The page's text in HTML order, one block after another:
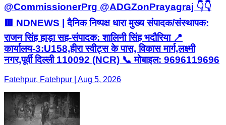
@CommissionerPrg @ADGZonPrayagraj 👇👇
🟥 NDNEWS | दैनिक निष्पक्ष धारा मुख्य संपादक/संस्थापक:
राजन सिंह हाड़ा सह-संपादक: शालिनी सिंह भदौरिया 📍
कार्यालय-3:U158,हीरा स्वीट्स के पास, विकास मार्ग,लक्ष्मी
नगर,पूर्वी दिल्ली 110092 (NCR) 📞 मोबाइल: 9696119696
Fatehpur, Fatehpur | Aug 5, 2026